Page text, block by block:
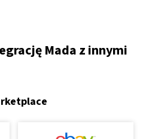
Mada z innymi